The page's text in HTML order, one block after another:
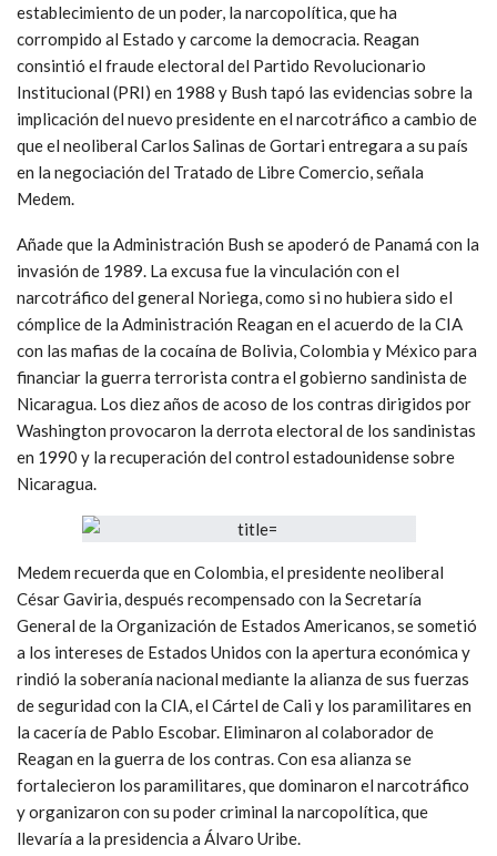
establecimiento de un poder, la narcopolítica, que ha
corrompido al Estado y carcome la democracia. Reagan
consintió el fraude electoral del Partido Revolucionario
Institucional (PRI) en 1988 y Bush tapó las evidencias sobre la
implicación del nuevo presidente en el narcotráfico a cambio de
que el neoliberal Carlos Salinas de Gortari entregara a su país
en la negociación del Tratado de Libre Comercio, señala
Medem.
Añade que la Administración Bush se apoderó de Panamá con la
invasión de 1989. La excusa fue la vinculación con el
narcotráfico del general Noriega, como si no hubiera sido el
cómplice de la Administración Reagan en el acuerdo de la CIA
con las mafias de la cocaína de Bolivia, Colombia y México para
financiar la guerra terrorista contra el gobierno sandinista de
Nicaragua. Los diez años de acoso de los contras dirigidos por
Washington provocaron la derrota electoral de los sandinistas
en 1990 y la recuperación del control estadounidense sobre
Nicaragua.
Medem recuerda que en Colombia, el presidente neoliberal
César Gaviria, después recompensado con la Secretaría
General de la Organización de Estados Americanos, se sometió
a los intereses de Estados Unidos con la apertura económica y
rindió la soberanía nacional mediante la alianza de sus fuerzas
de seguridad con la CIA, el Cártel de Cali y los paramilitares en
la cacería de Pablo Escobar. Eliminaron al colaborador de
Reagan en la guerra de los contras. Con esa alianza se
fortalecieron los paramilitares, que dominaron el narcotráfico
y organizaron con su poder criminal la narcopolítica, que
llevaría a la presidencia a Álvaro Uribe.